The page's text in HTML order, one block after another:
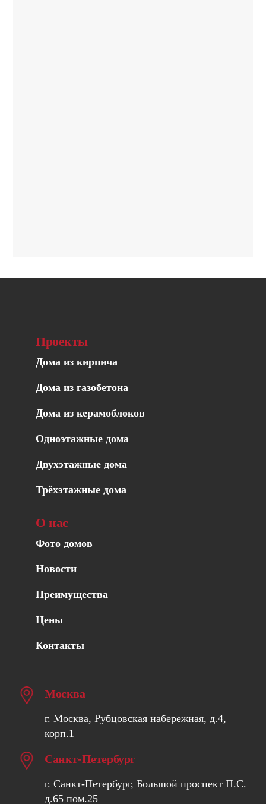
Проекты
Дома из кирпича
Дома из газобетона
Дома из керамоблоков
Одноэтажные дома
Двухэтажные дома
Трёхэтажные дома
О нас
Фото домов
Новости
Преимущества
Цены
Контакты
Москва
г. Москва, Рубцовская набережная, д.4,
корп.1
Санкт-Петербург
г. Санкт-Петербург, Большой проспект П.С.
д.65 пом.25